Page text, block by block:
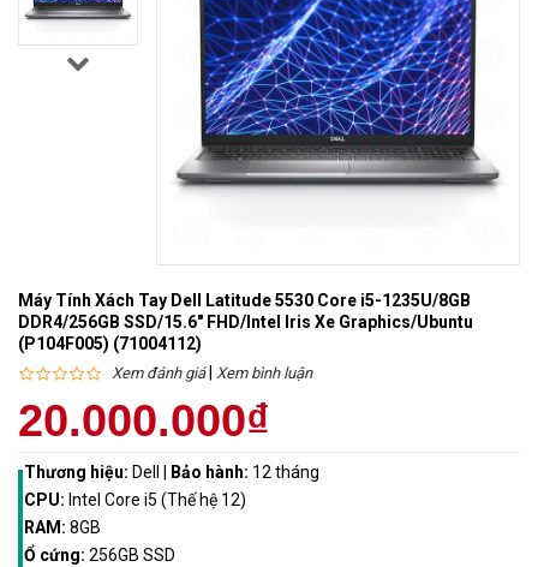
Máy Tính Xách Tay Dell Latitude 5530 Core i5-1235U/8GB
DDR4/256GB SSD/15.6" FHD/Intel Iris Xe Graphics/Ubuntu
(P104F005) (71004112)
Xem đánh giá| Xem bình luận
20.000.000₫
Thương hiệu: Dell Bảo hành: 12 tháng
CPU: Intel Core i5 (Thế hệ 12)
RAM: 8GB
Ổ cứng: 256GB SSD